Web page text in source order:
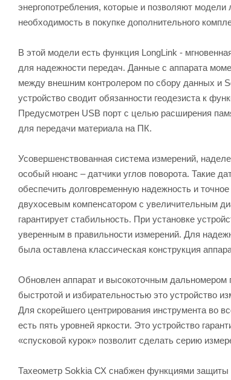
энергопотребления, которые и позволяют
необходимость в покупке дополнительного
В этой модели есть функция LongLink -
для надежности передач. Данные с аппарата
между внешним контролером по сбору данных и
устройство сводит обязанности геодезиста к
Предусмотрен USB порт с целью расширения
для передачи материала на ПК.
Усовершенствованная система измерений,
особый нюанс – датчики углов поворота. Такие
обеспечить долговременную надежность и
двухосевым компенсатором с увеличительным
гарантирует стабильность. При установке
уверенным в правильности измерений. Для
была оставлена классическая конструкция
Обновлен аппарат и высокоточным дальномером
быстротой и избирательностью это устройство
Для скорейшего центрирования инструмента во
есть пять уровней яркости. Это устройство
«спусковой курок» позволит сделать серию
Тахеометр Sokkia СХ снабжен функциями защиты